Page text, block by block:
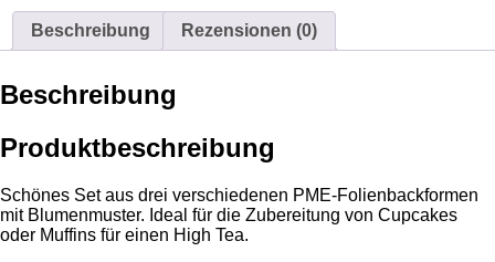
Beschreibung Rezensionen (0)
Beschreibung
Produktbeschreibung
Schönes Set aus drei verschiedenen PME-Folienbackformen
mit Blumenmuster. Ideal für die Zubereitung von Cupcakes
oder Muffins für einen High Tea.